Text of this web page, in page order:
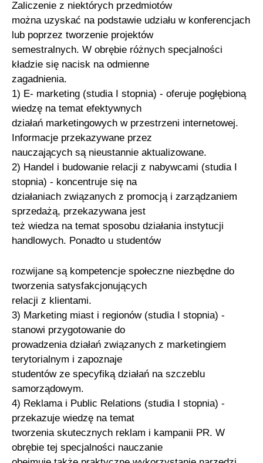
Zaliczenie z niektórych przedmiotów
można uzyskać na podstawie udziału w konferencjach
lub poprzez tworzenie projektów
semestralnych. W obrębie różnych specjalności
kładzie się nacisk na odmienne
zagadnienia.
1) E- marketing (studia I stopnia) - oferuje pogłębioną
wiedzę na temat efektywnych
działań marketingowych w przestrzeni internetowej.
Informacje przekazywane przez
nauczających są nieustannie aktualizowane.
2) Handel i budowanie relacji z nabywcami (studia I
stopnia) - koncentruje się na
działaniach związanych z promocją i zarządzaniem
sprzedażą, przekazywana jest
też wiedza na temat sposobu działania instytucji
handlowych. Ponadto u studentów
rozwijane są kompetencje społeczne niezbędne do
tworzenia satysfakcjonujących
relacji z klientami.
3) Marketing miast i regionów (studia I stopnia) -
stanowi przygotowanie do
prowadzenia działań związanych z marketingiem
terytorialnym i zapoznaje
studentów ze specyfiką działań na szczeblu
samorządowym.
4) Reklama i Public Relations (studia I stopnia) -
przekazuje wiedzę na temat
tworzenia skutecznych reklam i kampanii PR. W
obrębie tej specjalności nauczanie